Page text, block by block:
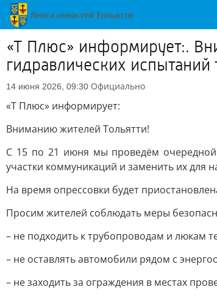
«Т Плюс» информирует:.
гидравлических
14 июня 2026, 09:30 Официально
«Т Плюс» информирует:
Вниманию жителей Тольятти!
С 15 по 21 июня мы проведём очередной
участки коммуникаций и заменить их для
На время опрессовки будет
Просим жителей соблюдать меры
– не подходить к трубопроводам и люкам
– не оставлять автомобили рядом с
– не заходить за ограждения в местах